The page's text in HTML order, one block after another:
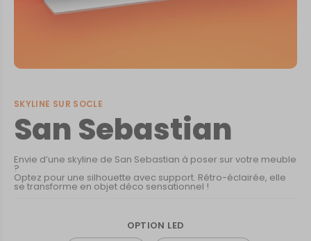
SKYLINE SUR SOCLE
San Sebastian
Envie d’une skyline de San Sebastian à poser sur votre meuble
?
Optez pour une silhouette avec support. Rétro-éclairée, elle
se transforme en objet déco sensationnel !
OPTION LED